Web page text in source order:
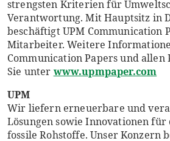
strengsten Kriterien für
Verantwortung. Mit Hauptsitz in
beschäftigt UPM Communication
Mitarbeiter. Weitere
Communication Papers und
Sie unter www.upmpaper.com
UPM
Wir liefern erneuerbare und
Lösungen sowie Innovationen für
fossile Rohstoffe. Unser Konzern